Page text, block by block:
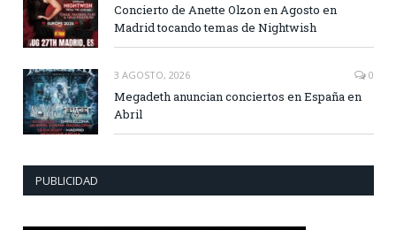
Concierto de Anette Olzon en Agosto en
Madrid tocando temas de Nightwish
3 AGOSTO, 2026 0
Megadeth anuncian conciertos en España en
Abril
PUBLICIDAD